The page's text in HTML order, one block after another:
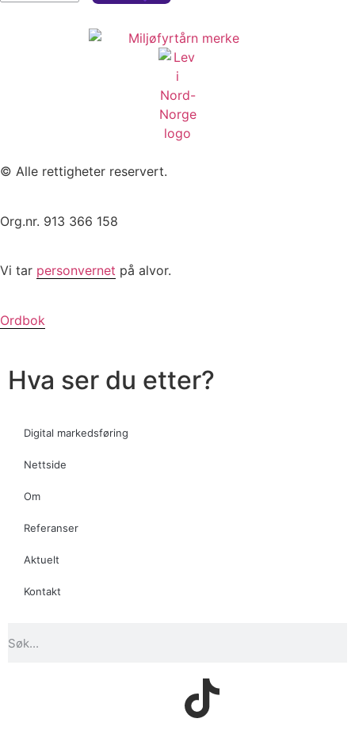
© Alle rettigheter reservert.
Org.nr. 913 366 158
Vi tar personvernet på alvor.
Ordbok
Hva ser du etter?
Digital markedsføring
Nettside
Om
Referanser
Aktuelt
Kontakt